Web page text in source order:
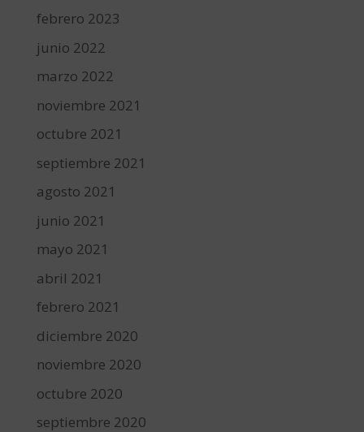
febrero 2023
junio 2022
marzo 2022
noviembre 2021
octubre 2021
septiembre 2021
agosto 2021
junio 2021
mayo 2021
abril 2021
febrero 2021
diciembre 2020
noviembre 2020
octubre 2020
septiembre 2020